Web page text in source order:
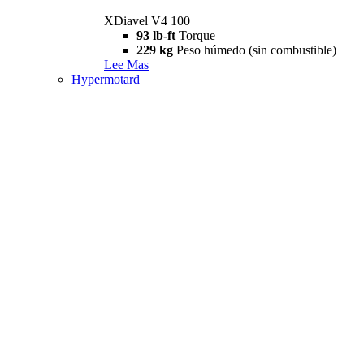
XDiavel V4 100
93 lb-ft Torque
229 kg Peso húmedo (sin combustible)
Lee Mas
Hypermotard